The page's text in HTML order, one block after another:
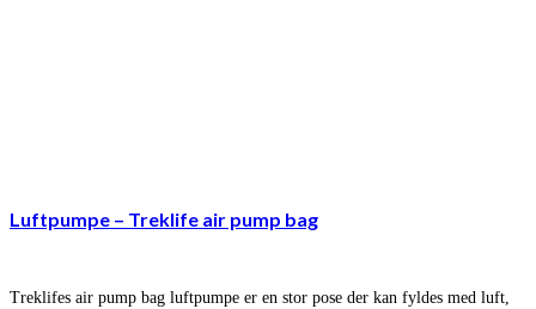
Luftpumpe – Treklife air pump bag
Treklifes air pump bag luftpumpe er en stor pose der kan fyldes med luft,